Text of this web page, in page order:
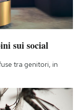
sui social
tra genitori, in